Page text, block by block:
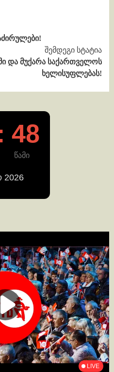
შემდეგი სტატია
და მუქარა საქართველოს
ხელისუფლებას!
48
წამი
2026